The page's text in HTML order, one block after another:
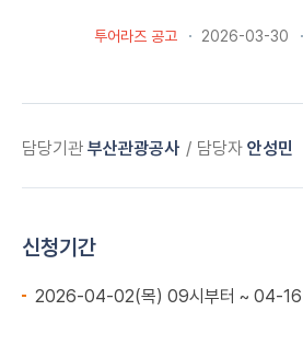
투어라즈 공고 2026-03-30
담당기관 부산관광공사 담당자 안성민
신청기간
2026-04-02(목) 09시부터 ~ 04-16(